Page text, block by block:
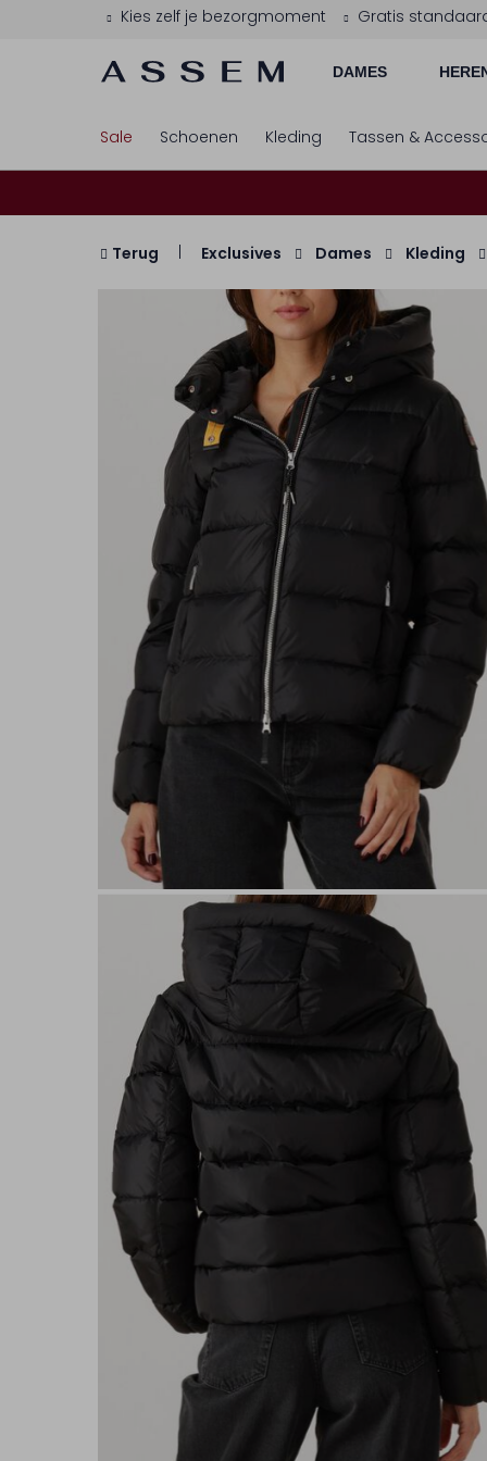
Kies zelf je bezorgmoment Gratis
DAMES
Sale Schoenen Kleding Tassen &
Terug Exclusives Dames Kleding